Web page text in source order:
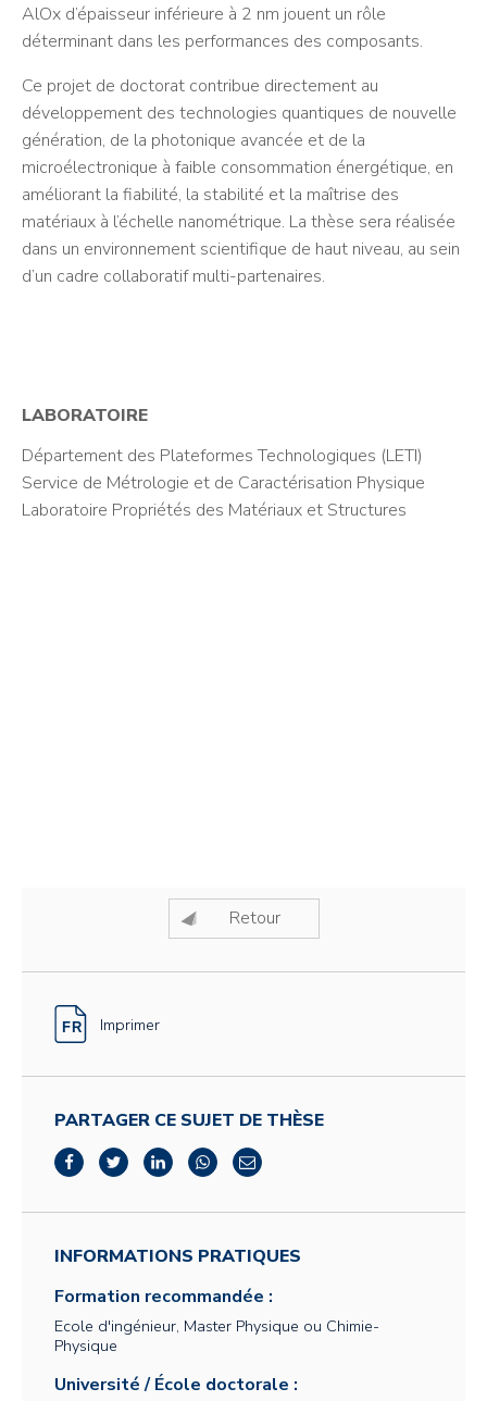
AlOx d’épaisseur inférieure à 2 nm jouent un rôle
déterminant dans les performances des composants.
Ce projet de doctorat contribue directement au
développement des technologies quantiques de nouvelle
génération, de la photonique avancée et de la
microélectronique à faible consommation énergétique, en
améliorant la fiabilité, la stabilité et la maîtrise des
matériaux à l’échelle nanométrique. La thèse sera réalisée
dans un environnement scientifique de haut niveau, au sein
d’un cadre collaboratif multi-partenaires.
LABORATOIRE
Département des Plateformes Technologiques (LETI)
Service de Métrologie et de Caractérisation Physique
Laboratoire Propriétés des Matériaux et Structures
Retour
Imprimer
PARTAGER CE SUJET DE THÈSE
INFORMATIONS PRATIQUES
Formation recommandée :
Ecole d'ingénieur, Master Physique ou Chimie-
Physique
Université / École doctorale :